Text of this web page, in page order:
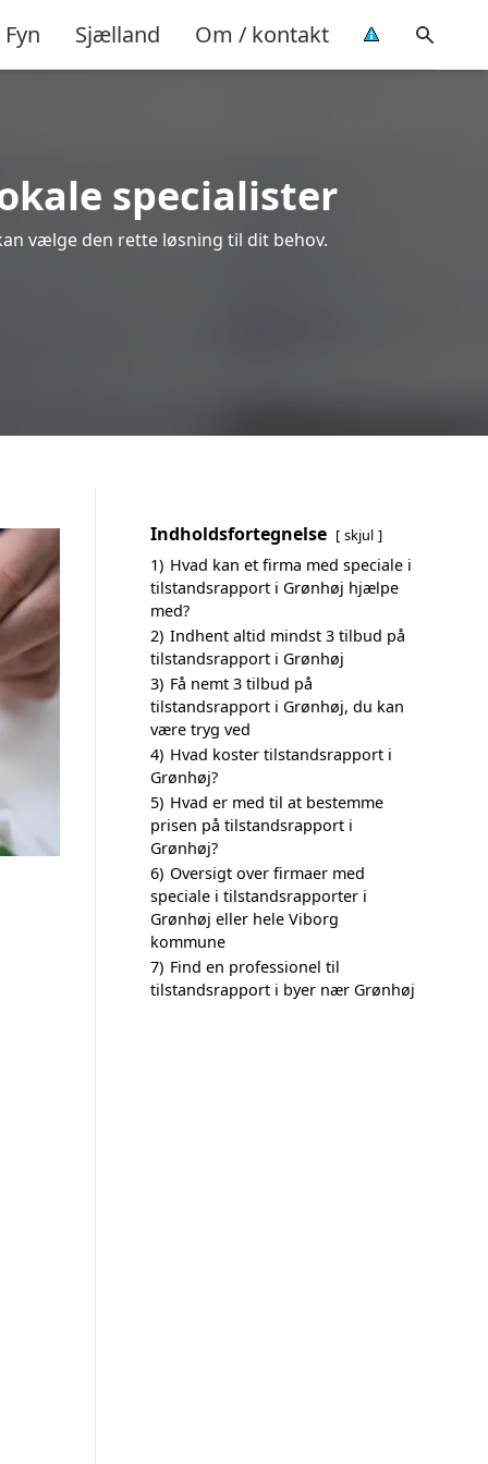
Fyn Sjælland Om / kontakt
specialister
vælge den rette løsning til dit behov.
Indholdsfortegnelse skjul
1) Hvad kan et firma med speciale i
tilstandsrapport i Grønhøj hjælpe
med?
2) Indhent altid mindst 3 tilbud på
tilstandsrapport i Grønhøj
3) Få nemt 3 tilbud på
tilstandsrapport i Grønhøj, du kan
være tryg ved
4) Hvad koster tilstandsrapport i
Grønhøj?
5) Hvad er med til at bestemme
prisen på tilstandsrapport i
Grønhøj?
6) Oversigt over firmaer med
speciale i tilstandsrapporter i
Grønhøj eller hele Viborg
kommune
7) Find en professionel til
tilstandsrapport i byer nær Grønhøj